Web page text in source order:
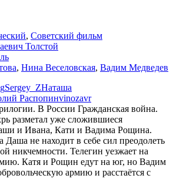
, Советский фильм
Толстой
, Нина Веселовская, Вадим Медведев
Sergey_ZНаташа
Распопинvinozavr
В России Гражданская война.
разметал уже сложившиеся
и Ивана, Кати и Вадима Рощина.
Даша не находит в себе сил преодолеть
никчемности. Телегин уезжает на
Катя и Рощин едут на юг, но Вадим
армию и расстаётся с